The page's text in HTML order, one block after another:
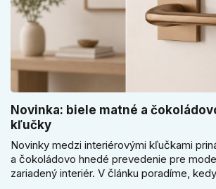
Novinka: biele matné a
kľučky
Novinky medzi interiérovými kľučkami
a čokoládovo hnedé prevedenie pre
zariadený interiér. V článku poradíme,